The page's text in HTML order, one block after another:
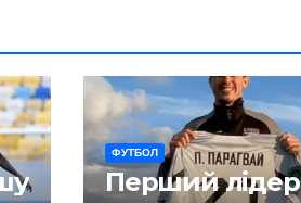
ФУТБОЛ
Перший лідер